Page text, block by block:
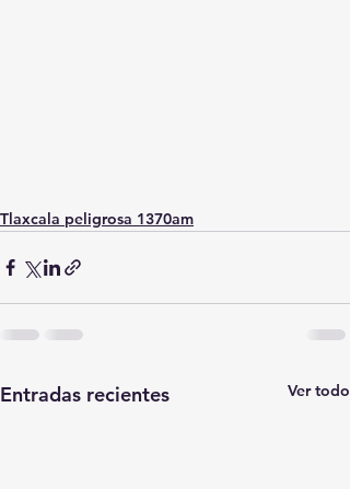
Tlaxcala peligrosa 1370am
Entradas recientes Ver todo